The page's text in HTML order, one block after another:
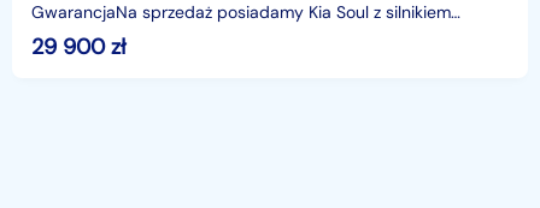
GwarancjaNa sprzedaż posiadamy Kia Soul z silnikiem
benzynowym 1.6 o mocy 140KM .Auto zostało sprowadzone z
29 900zł